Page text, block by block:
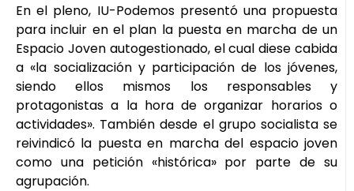
En el pleno, IU-Podemos presentó una propuesta
para incluir en el plan la puesta en marcha de un
Espacio Joven autogestionado, el cual diese cabida
a «la socialización y participación de los jóvenes,
siendo ellos mismos los responsables y
protagonistas a la hora de organizar horarios o
actividades». También desde el grupo socialista se
reivindicó la puesta en marcha del espacio joven
como una petición «histórica» por parte de su
agrupación.